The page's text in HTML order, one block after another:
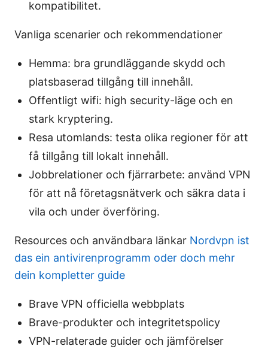
kompatibilitet.
Vanliga scenarier och rekommendationer
Hemma: bra grundläggande skydd och
platsbaserad tillgång till innehåll.
Offentligt wifi: high security-läge och en
stark kryptering.
Resa utomlands: testa olika regioner för att
få tillgång till lokalt innehåll.
Jobbrelationer och fjärrarbete: använd VPN
för att nå företagsnätverk och säkra data i
vila och under överföring.
Resources och användbara länkar Nordvpn ist
das ein antivirenprogramm oder doch mehr
dein kompletter guide
Brave VPN officiella webbplats
Brave-produkter och integritetspolicy
VPN-relaterade guider och jämförelser